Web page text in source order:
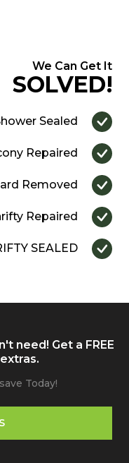
We Can Get It
SOLVED!
Sealed
Repaired
Removed
Repaired
SEALED
need! Get a FREE
Today!